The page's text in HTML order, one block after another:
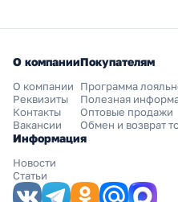
О компании
О компании
Реквизиты
Контакты
Вакансии
Покупателям
Программа
Полезная
Оптовые продажи
Обмен и возврат
Информация
Новости
Статьи